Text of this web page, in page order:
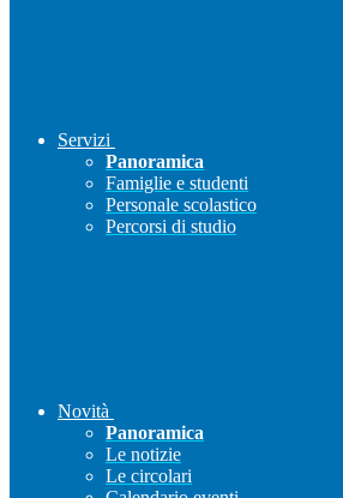
Servizi
Panoramica
Famiglie e studenti
Personale scolastico
Percorsi di studio
Novità
Panoramica
Le notizie
Le circolari